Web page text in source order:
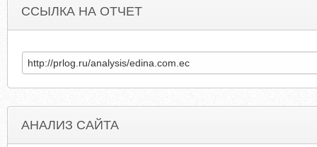
ССЫЛКА НА ОТЧЕТ
АНАЛИЗ САЙТА